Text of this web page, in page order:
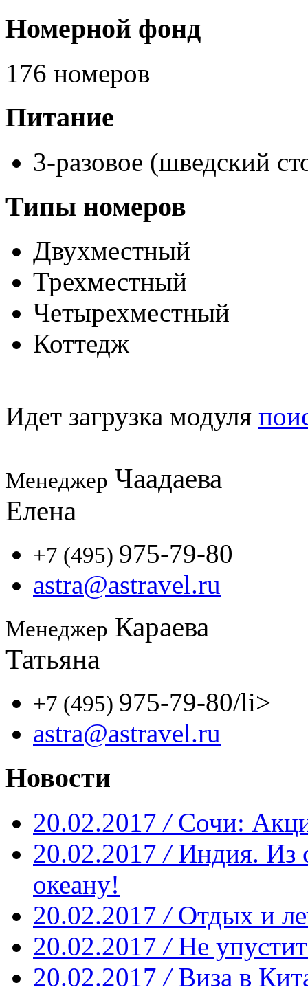
Номерной фонд
176 номеров
Питание
3-разовое (шведский
Типы номеров
Двухместный
Трехместный
Четырехместный
Коттедж
Идет загрузка модуля
Менеджер Чаадаева
Елена
+7 (495) 975-79-80
astra@astravel.ru
Менеджер Караева
Татьяна
+7 (495) 975-79-80/li>
astra@astravel.ru
Новости
20.02.2017 / Сочи:
20.02.2017 / Индия. Из
океану!
20.02.2017 / Отдых и
20.02.2017 / Не
20.02.2017 / Виза в